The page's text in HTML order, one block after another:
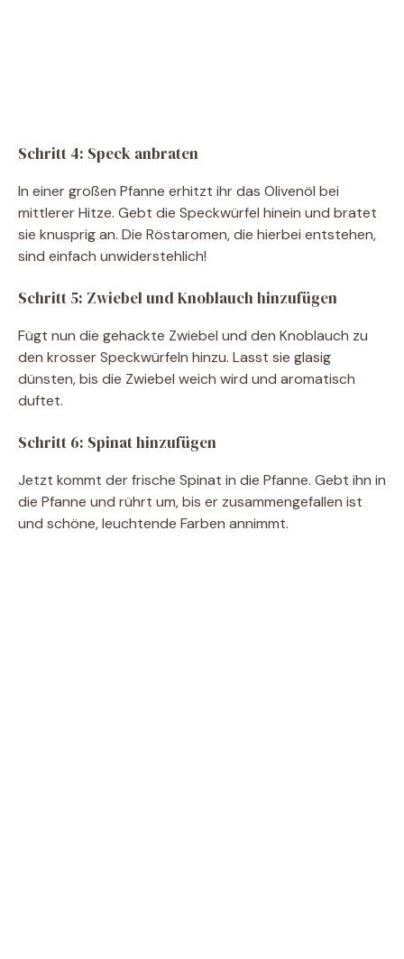
Schritt 4: Speck anbraten
In einer großen Pfanne erhitzt ihr das Olivenöl bei
mittlerer Hitze. Gebt die Speckwürfel hinein und bratet
sie knusprig an. Die Röstaromen, die hierbei entstehen,
sind einfach unwiderstehlich!
Schritt 5: Zwiebel und Knoblauch hinzufügen
Fügt nun die gehackte Zwiebel und den Knoblauch zu
den krosser Speckwürfeln hinzu. Lasst sie glasig
dünsten, bis die Zwiebel weich wird und aromatisch
duftet.
Schritt 6: Spinat hinzufügen
Jetzt kommt der frische Spinat in die Pfanne. Gebt ihn in
die Pfanne und rührt um, bis er zusammengefallen ist
und schöne, leuchtende Farben annimmt.